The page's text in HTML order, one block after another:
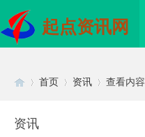
起点资讯网
首页 资讯 查看内容
资讯